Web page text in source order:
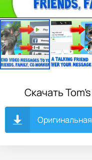
Скачать